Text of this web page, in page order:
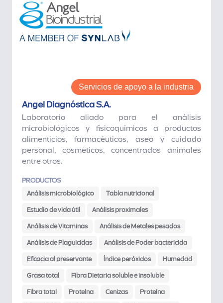
Servicios de apoyo a la industria
Angel Diagnóstica S.A.
Laboratorio aliado para el análisis
microbiológicos y fisicoquímicos a productos
alimenticios, farmacéuticos, aseo y cuidado
personal, cosméticos, concentrados animales
entre otros.
PRODUCTOS
Análisis microbiológico Tabla nutricional
Estudio de vida útil Análisis proximales
Análisis de Vitaminas Análisis de Metales pesados
Análisis de Plaguicidas Análisis de Poder bactericida
Eficacia al preservante Índice peróxidos Humedad
Grasa total Fibra Dietaria soluble e insoluble
Fibra total Proteína Cenizas Proteína